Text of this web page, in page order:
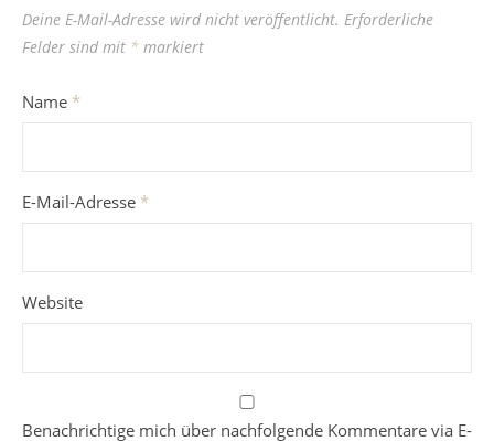
Deine E-Mail-Adresse wird nicht veröffentlicht. Erforderliche
Felder sind mit * markiert
Name *
E-Mail-Adresse *
Website
Benachrichtige mich über nachfolgende Kommentare via E-